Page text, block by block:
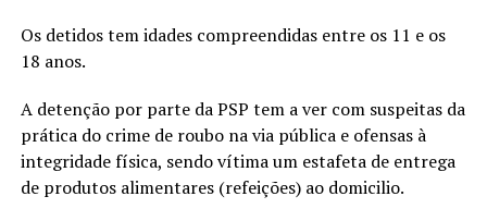
Os detidos tem idades compreendidas entre os 11 e os
18 anos.
A detenção por parte da PSP tem a ver com suspeitas da
prática do crime de roubo na via pública e ofensas à
integridade física, sendo vítima um estafeta de entrega
de produtos alimentares (refeições) ao domicilio.